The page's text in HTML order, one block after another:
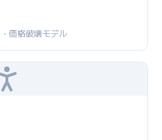
価格破壊モデル